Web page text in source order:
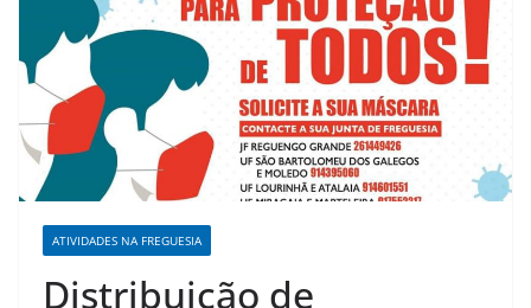
ATIVIDADES NA FREGUESIA
Distribuição de